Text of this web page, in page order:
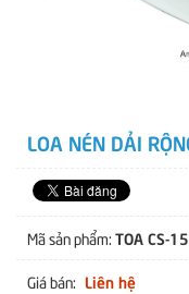
LOA NÉN DẢI
Mã sản phẩm: TOA CS-
Giá bán: Liên hệ